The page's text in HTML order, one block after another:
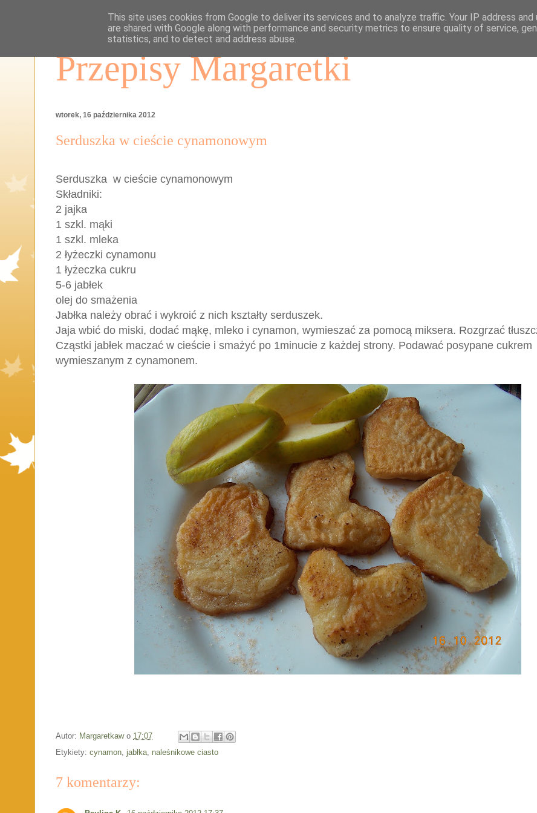
Przepisy Margaretki
wtorek, 16 października 2012
Serduszka w cieście cynamonowym
Serduszka w cieście cynamonowym
Składniki:
2 jajka
1 szkl. mąki
1 szkl. mleka
2 łyżeczki cynamonu
1 łyżeczka cukru
5-6 jabłek
olej do smażenia
Jabłka należy obrać i wykroić z nich kształty serduszek.
Jaja wbić do miski, dodać mąkę, mleko i cynamon, wymieszać za pomocą miksera. Rozgrzać
Cząstki jabłek maczać w cieście i smażyć po 1minucie z każdej strony. Podawać posypane cukrem
wymieszanym z cynamonem.
Autor: Margaretkaw o 17:07
Etykiety: cynamon jabłka naleśnikowe ciasto
7 komentarzy:
This site uses cookies from Google to deliver its services and to analyze traffic. Your IP address and
are shared with Google along with performance and security metrics to ensure quality of service,
statistics, and to detect and address abuse.